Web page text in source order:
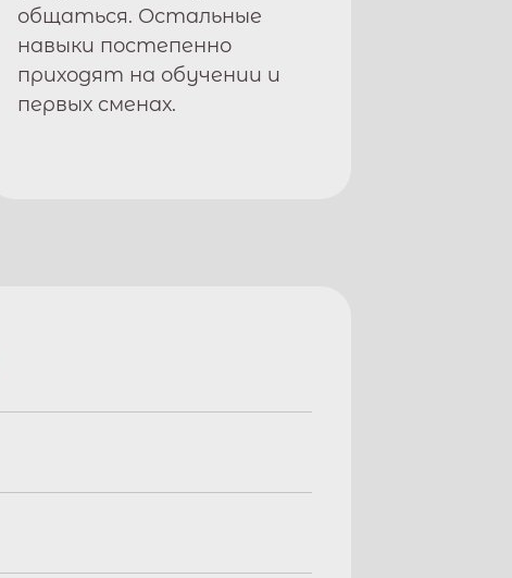
общаться. Остальные
навыки постепенно
приходят на обучении и
первых сменах.